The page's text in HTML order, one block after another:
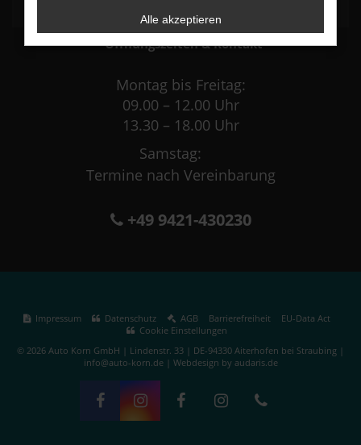
Öffnungszeiten & Kontakt
Montag bis Freitag:
09.00 – 12.00 Uhr
13.30 – 18.00 Uhr
Samstag:
Termine nach Vereinbarung
+49 9421-430230
Impressum Datenschutz AGB Barrierefreiheit
EU-Data Act
Cookie Einstellungen
© 2026 Auto Korn GmbH | Lindenstr. 33 | DE-94330 Aiterhofen bei Straubing |
info@auto-korn.de | Webdesign by audaris.de
Alle akzeptieren